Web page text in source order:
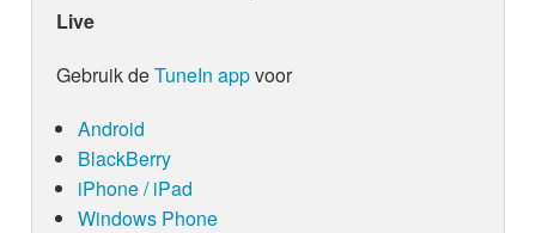
Live
Gebruik deTuneIn appvoor
Android
BlackBerry
iPhone / iPad
Windows Phone